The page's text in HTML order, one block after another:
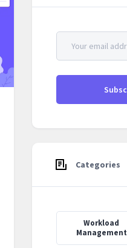
Categories
Workload
Management